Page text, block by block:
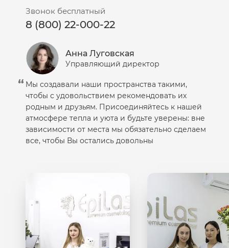
Звонок бесплатный
8 (800) 22-000-22
Анна Луговская
Управляющий директор
Мы создавали наши пространства такими,
чтобы с удовольствием рекомендовать их
родным и друзьям. Присоединяйтесь к нашей
атмосфере тепла и уюта и будьте уверены: вне
зависимости от места мы обязательно сделаем
все, чтобы Вы остались довольны